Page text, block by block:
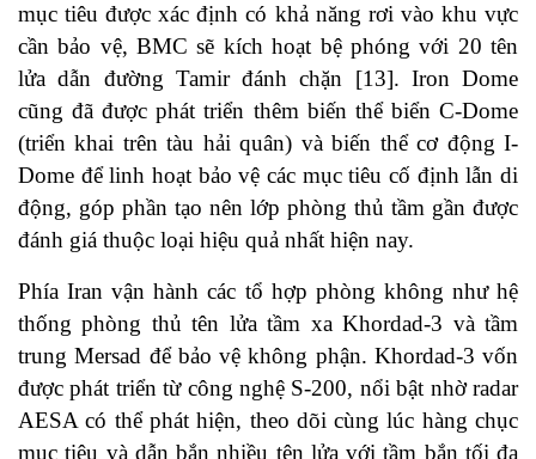
mục tiêu được xác định có khả năng rơi vào khu vực
cần bảo vệ, BMC sẽ kích hoạt bệ phóng với 20 tên
lửa dẫn đường Tamir đánh chặn [13]. Iron Dome
cũng đã được phát triển thêm biến thể biển C-Dome
(triển khai trên tàu hải quân) và biến thể cơ động I-
Dome để linh hoạt bảo vệ các mục tiêu cố định lẫn di
động, góp phần tạo nên lớp phòng thủ tầm gần được
đánh giá thuộc loại hiệu quả nhất hiện nay.
Phía Iran vận hành các tổ hợp phòng không như hệ
thống phòng thủ tên lửa tầm xa Khordad‑3 và tầm
trung Mersad để bảo vệ không phận. Khordad-3 vốn
được phát triển từ công nghệ S‑200, nổi bật nhờ radar
AESA có thể phát hiện, theo dõi cùng lúc hàng chục
mục tiêu và dẫn bắn nhiều tên lửa với tầm bắn tối đa